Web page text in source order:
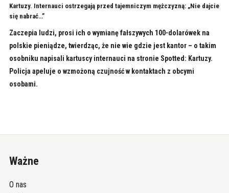
Kartuzy. Internauci ostrzegają przed tajemniczym mężczyzną: „Nie dajcie
się nabrać…”
Zaczepia ludzi, prosi ich o wymianę fałszywych 100-dolarówek na
polskie pieniądze, twierdząc, że nie wie gdzie jest kantor – o takim
osobniku napisali kartuscy internauci na stronie Spotted: Kartuzy.
Policja apeluje o wzmożoną czujność w kontaktach z obcymi
osobami.
Ważne
O nas